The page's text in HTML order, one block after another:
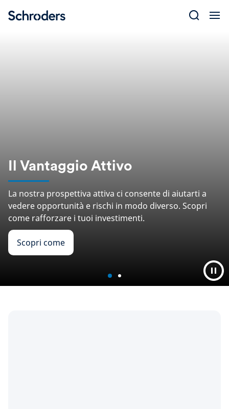
Il Vantaggio Attivo
La nostra prospettiva attiva ci consente di aiutarti a
vedere opportunità e rischi in modo diverso. Scopri
come rafforzare i tuoi investimenti.
Scopri come